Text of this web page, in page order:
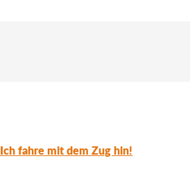
Ich fahre mit dem Zug hin!